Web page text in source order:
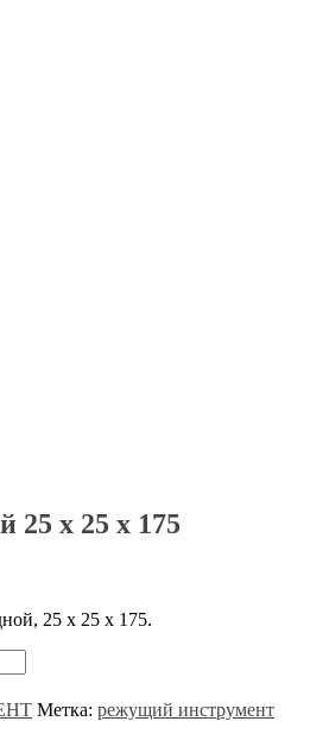
25 х 25 х 175
25 х 25 х 175.
Метка: режущий инструмент